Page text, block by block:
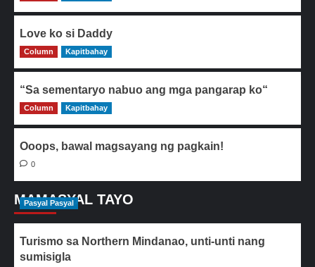
Love ko si Daddy
0
Column Kapitbahay
“Sa sementaryo nabuo ang mga pangarap ko“
0
Column Kapitbahay
Ooops, bawal magsayang ng pagkain!
0
MAMASYAL TAYO
Pasyal Pasyal
Turismo sa Northern Mindanao, unti-unti nang
sumisigla